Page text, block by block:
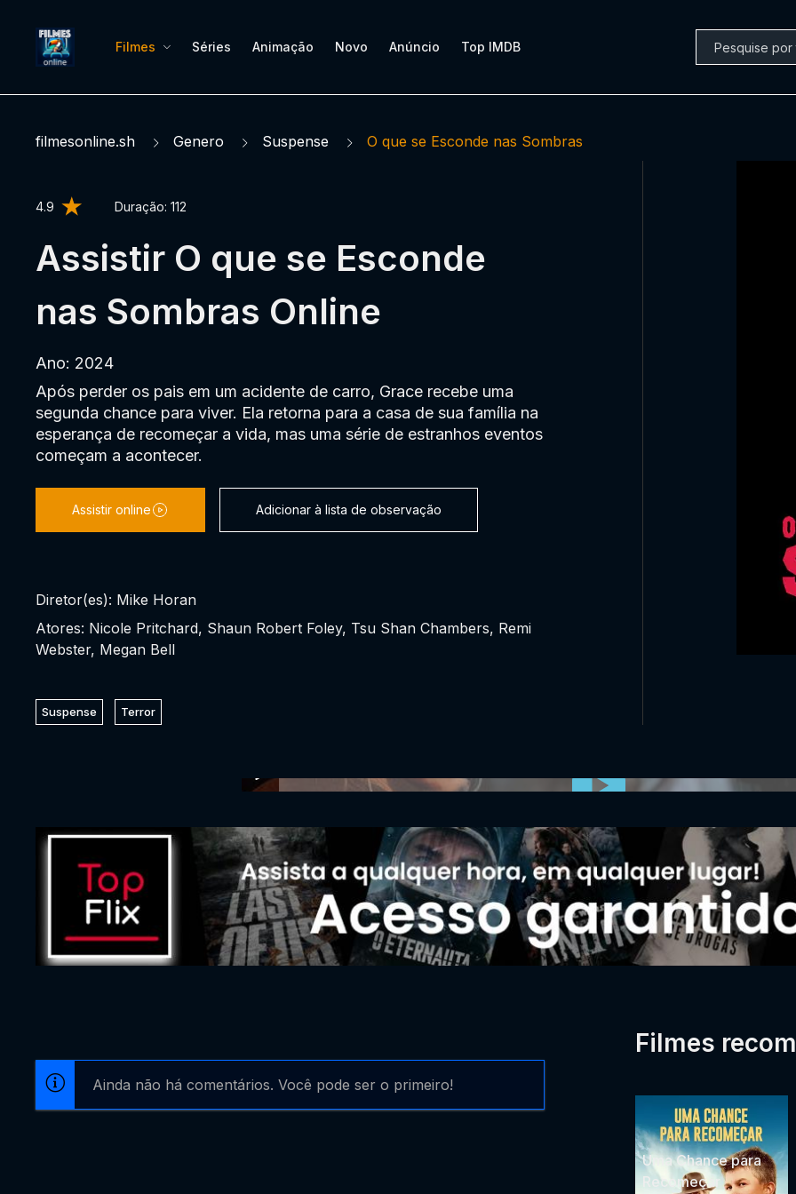
Filmes Séries Animação Novo Anúncio Top IMDB
filmesonline.sh Genero Suspense O que se Esconde nas Sombras
4.9 Duração: 112
Assistir O que se Esconde
nas Sombras Online
Ano: 2024
Após perder os pais em um acidente de carro, Grace recebe uma
segunda chance para viver. Ela retorna para a casa de sua família na
esperança de recomeçar a vida, mas uma série de estranhos eventos
começam a acontecer.
Assistir online Adicionar à lista de observação
Diretor(es): Mike Horan
Atores: Nicole Pritchard, Shaun Robert Foley, Tsu Shan Chambers, Remi
Webster, Megan Bell
Suspense Terror
Ainda não há comentários. Você pode ser o primeiro!
Filmes
Uma Chance para
Recomeçar